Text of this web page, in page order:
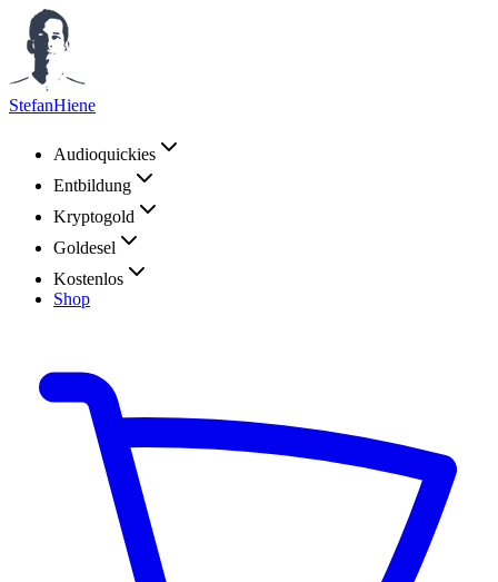
StefanHiene
Audioquickies
Entbildung
Kryptogold
Goldesel
Kostenlos
Shop